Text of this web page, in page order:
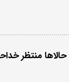
حالاها منتظر